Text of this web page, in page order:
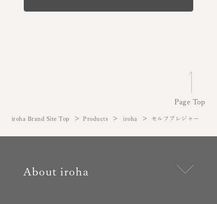
Page Top
iroha Brand Site Top Products iroha セルフプレジャー
About iroha